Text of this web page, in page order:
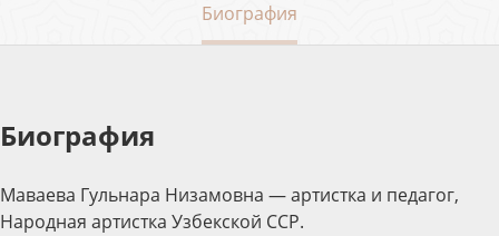
Биография
Биография
Маваева Гульнара Низамовна — артистка и педагог,
Народная артистка Узбекской ССР.